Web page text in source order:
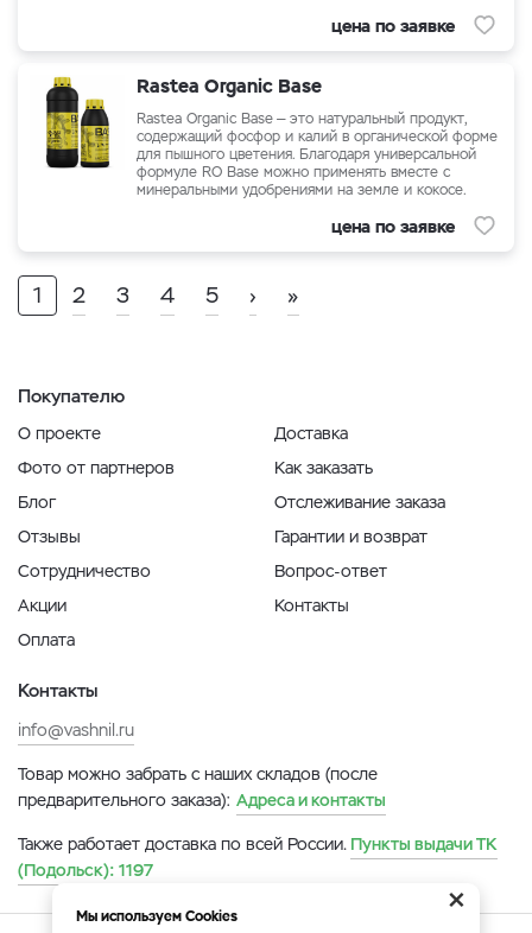
цена по заявке
Rastea Organic Base
Rastea Organic Base — это натуральный продукт,
содержащий фосфор и калий в органической форме
для пышного цветения. Благодаря универсальной
формуле RO Base можно применять вместе с
минеральными удобрениями на земле и кокосе.
цена по заявке
1 2 3 4 5 › »
Покупателю
О проекте
Фото от партнеров
Блог
Отзывы
Сотрудничество
Акции
Оплата
Доставка
Как заказать
Отслеживание заказа
Гарантии и возврат
Вопрос-ответ
Контакты
Контакты
info@vashnil.ru
Товар можно забрать с наших складов (после
предварительного заказа): Адреса и контакты
Также работает доставка по всей России. Пункты выдачи ТК
(Подольск): 1197
×
Мы используем Cookies